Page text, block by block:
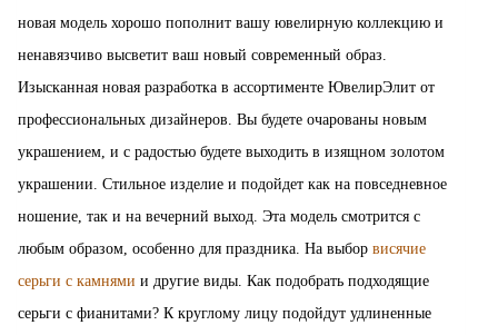
новая модель хорошо пополнит вашу ювелирную коллекцию и
ненавязчиво высветит ваш новый современный образ.
Изысканная новая разработка в ассортименте ЮвелирЭлит от
профессиональных дизайнеров. Вы будете очарованы новым
украшением, и с радостью будете выходить в изящном золотом
украшении. Стильное изделие и подойдет как на повседневное
ношение, так и на вечерний выход. Эта модель смотрится с
любым образом, особенно для праздника. На выбор висячие
серьги с камнями и другие виды. Как подобрать подходящие
серьги с фианитами? К круглому лицу подойдут удлиненные